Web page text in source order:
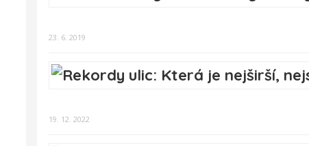
23. 6. 2019
19. 12. 2022